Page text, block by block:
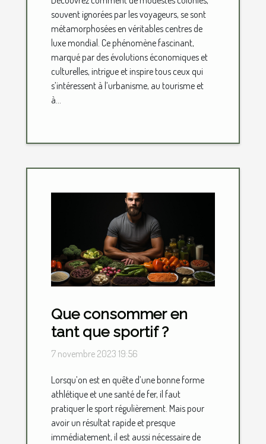
souvent ignorées par les voyageurs, se sont
métamorphosées en véritables centres de
luxe mondial. Ce phénomène fascinant,
marqué par des évolutions économiques et
culturelles, intrigue et inspire tous ceux qui
s’intéressent à l’urbanisme, au tourisme et
à...
Que consommer en
tant que sportif ?
7 novembre 2023 19:56
Lorsqu’on est en quête d’une bonne forme
athlétique et une santé de fer, il faut
pratiquer le sport régulièrement. Mais pour
avoir un résultat rapide et presque
immédiatement, il est aussi nécessaire de